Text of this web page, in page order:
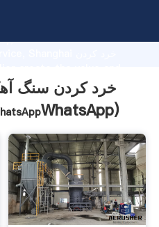
advanced research
خرد کردن سنگ
WhatsApp)